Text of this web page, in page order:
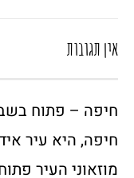
אין תגובות
חיפה – פתוח
חיפה, היא עיר
מוזאוני העיר